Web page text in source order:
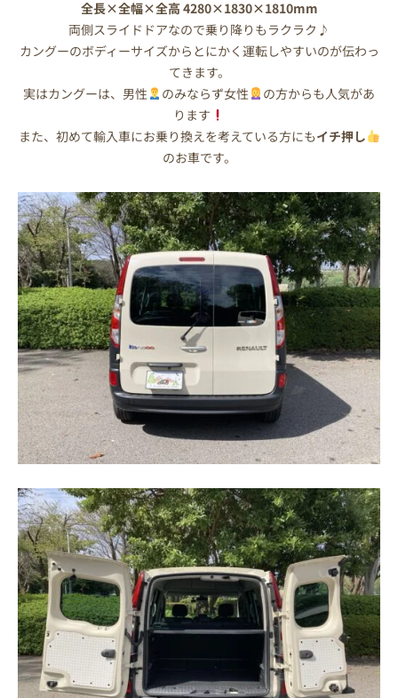
全長×全幅×全高 4280×1830×1810mm
両側スライドドアなので乗り降りもラクラク ♪
カングーのボディーサイズからとにかく運転しやすいのが伝わっ
てきます。
実はカングーは、男性
のみならず女性
の方からも人気があ
ります
また、初めて輸入車にお乗り換えを考えている方にもイチ押し
のお車です。